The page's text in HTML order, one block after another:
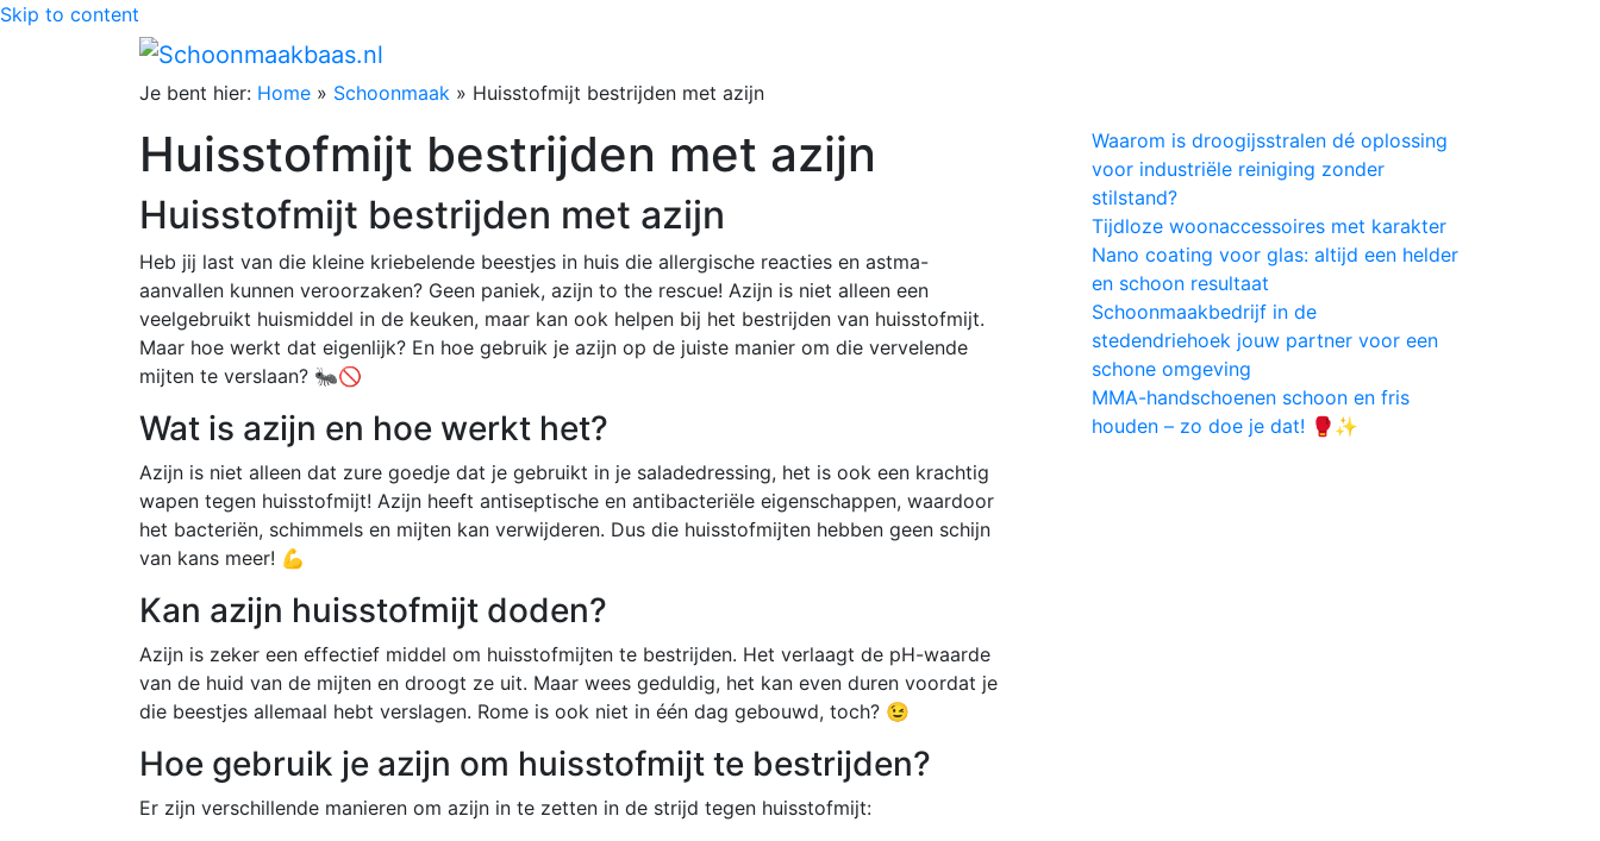
Skip to content
Je bent hier: Home » Schoonmaak » Huisstofmijt bestrijden met azijn
Huisstofmijt bestrijden met azijn
Huisstofmijt bestrijden met azijn
Heb jij last van die kleine kriebelende beestjes in huis die allergische reacties en astma-
aanvallen kunnen veroorzaken? Geen paniek, azijn to the rescue! Azijn is niet alleen een
veelgebruikt huismiddel in de keuken, maar kan ook helpen bij het bestrijden van huisstofmijt.
Maar hoe werkt dat eigenlijk? En hoe gebruik je azijn op de juiste manier om die vervelende
mijten te verslaan? 🐜🚫
Wat is azijn en hoe werkt het?
Azijn is niet alleen dat zure goedje dat je gebruikt in je saladedressing, het is ook een krachtig
wapen tegen huisstofmijt! Azijn heeft antiseptische en antibacteriële eigenschappen, waardoor
het bacteriën, schimmels en mijten kan verwijderen. Dus die huisstofmijten hebben geen schijn
van kans meer! 💪
Kan azijn huisstofmijt doden?
Azijn is zeker een effectief middel om huisstofmijten te bestrijden. Het verlaagt de pH-waarde
van de huid van de mijten en droogt ze uit. Maar wees geduldig, het kan even duren voordat je
die beestjes allemaal hebt verslagen. Rome is ook niet in één dag gebouwd, toch? 😉
Hoe gebruik je azijn om huisstofmijt te bestrijden?
Er zijn verschillende manieren om azijn in te zetten in de strijd tegen huisstofmijt:
Waarom is droogijsstralen dé oplossing
voor industriële reiniging zonder
stilstand?
Tijdloze woonaccessoires met karakter
Nano coating voor glas: altijd een helder
en schoon resultaat
Schoonmaakbedrijf in de
stedendriehoek jouw partner voor een
schone omgeving
MMA-handschoenen schoon en fris
houden – zo doe je dat! 🥊✨